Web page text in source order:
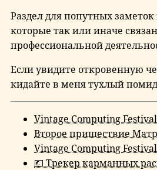
Раздел для попутных заметок
которые так или иначе
профессиональной
Если увидите откровенную
кидайте в меня тухлый
Vintage Computing
Второе пришествие
Vintage Computing
💶 Трекер карманных